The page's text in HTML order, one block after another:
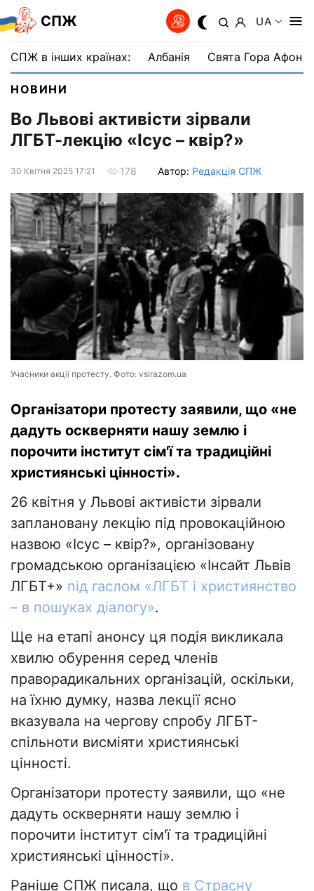
СПЖ UA
СПЖ в інших країнах: Албанія Свята Гора Афон
НОВИНИ
Во Львові активісти зірвали
ЛГБТ-лекцію «Ісус – квір?»
30 Квiтня 2025 17:21 178 Автор: Редакція СПЖ
Учасники акції протесту. Фото: vsirazom.ua
Організатори протесту заявили, що «не
дадуть оскверняти нашу землю і
порочити інститут сім'ї та традиційні
християнські цінності».
26 квітня у Львові активісти зірвали
заплановану лекцію під провокаційною
назвою «Ісус – квір?», організовану
громадською організацією «Інсайт Львів
ЛГБТ+» під гаслом «ЛГБТ і християнство
– в пошуках діалогу».
Ще на етапі анонсу ця подія викликала
хвилю обурення серед членів
праворадикальних організацій, оскільки,
на їхню думку, назва лекції ясно
вказувала на чергову спробу ЛГБТ-
спільноти висміяти християнські
цінності.
Організатори протесту заявили, що «не
дадуть оскверняти нашу землю і
порочити інститут сім'ї та традиційні
християнські цінності».
Раніше СПЖ писала, що в Страсну